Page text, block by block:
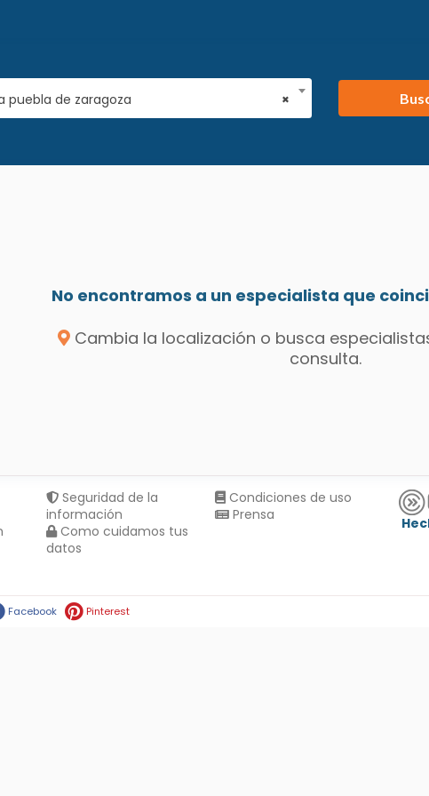
×
puebla de zaragoza
No encontramos a un especialista que
Cambia la localización o busca
consulta.
Seguridad de la
información
Como cuidamos tus
datos
Condiciones de uso
Prensa
Facebook Pinterest